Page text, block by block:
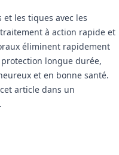
les tiques avec les
à action rapide et
éliminent rapidement
longue durée,
et en bonne santé.
article dans un